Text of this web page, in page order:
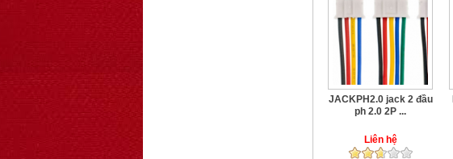
JACKPH2.0 jack 2 đầu
ph 2.0 2P ...
Liên hệ